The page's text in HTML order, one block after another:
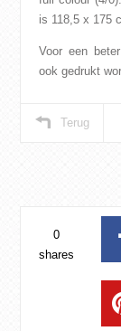
is 118,5 x 175
Voor een
ook gedrukt
Terug
0
shares